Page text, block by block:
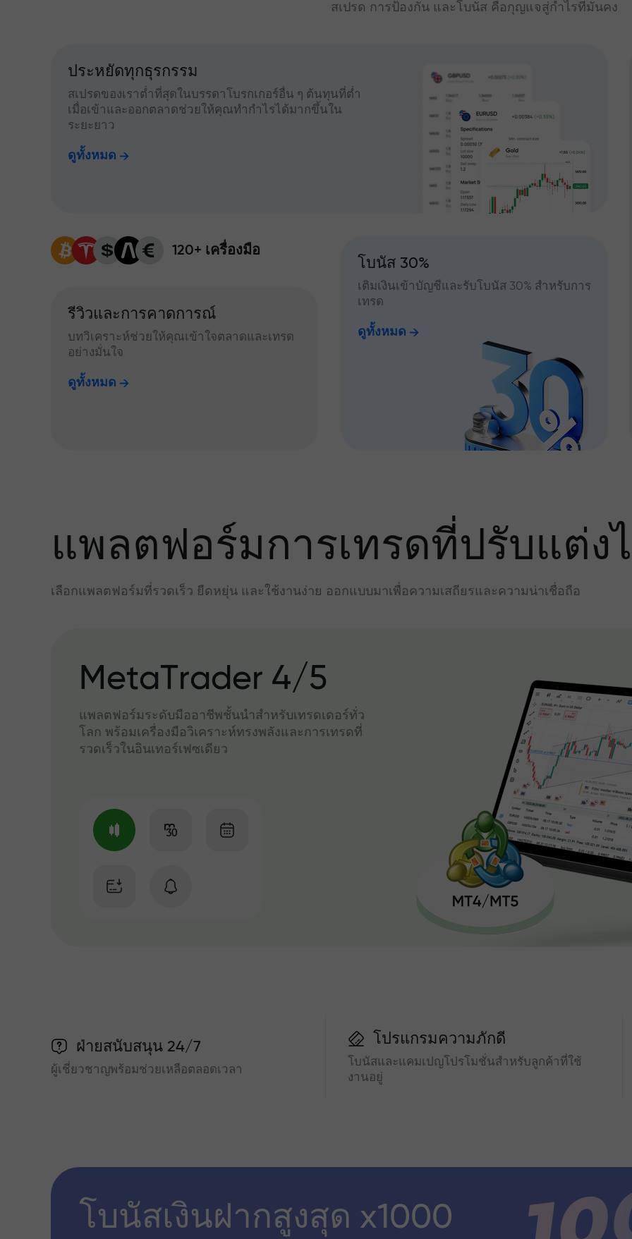
สเปรด การป้องกัน และโบนัส คือกุญแจสู่กำไรที่มั่นคง
ประหยัดทุกธุรกรรม
สเปรดของเราต่ำที่สุดในบรรดาโบรกเกอร์อื่น ๆ ต้นทุนที่ต่ำ
เมื่อเข้าและออกตลาดช่วยให้คุณทำกำไรได้มากขึ้นใน
ระยะยาว
ดูทั้งหมด
120+ เครื่องมือ
รีวิวและการคาดการณ์
บทวิเคราะห์ช่วยให้คุณเข้าใจตลาดและเทรด
อย่างมั่นใจ
ดูทั้งหมด
โบนัส 30%
เติมเงินเข้าบัญชีและรับโบนัส 30% สำหรับการ
เทรด
ดูทั้งหมด
แพลตฟอร์มการเทรดที่ปรับแต่ง
เลือกแพลตฟอร์มที่รวดเร็ว ยืดหยุ่น และใช้งานง่าย ออกแบบมาเพื่อความเสถียรและความน่าเชื่อถือ
MetaTrader 4/5
แพลตฟอร์มระดับมืออาชีพชั้นนำสำหรับเทรดเดอร์ทั่ว
โลก พร้อมเครื่องมือวิเคราะห์ทรงพลังและการเทรดที่
รวดเร็วในอินเทอร์เฟซเดียว
ฝ่ายสนับสนุน 24/7
ผู้เชี่ยวชาญพร้อมช่วยเหลือตลอดเวลา
โปรแกรมความภักดี
โบนัสและแคมเปญโปรโมชั่นสำหรับลูกค้าที่ใช้
งานอยู่
โบนัสเงินฝากสูงสุด x1000